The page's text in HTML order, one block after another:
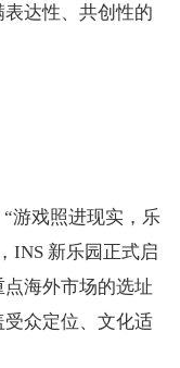
达性、共创性的
游戏照进现实，乐
INS 新乐园正式启
海外市场的选址
众定位、文化适